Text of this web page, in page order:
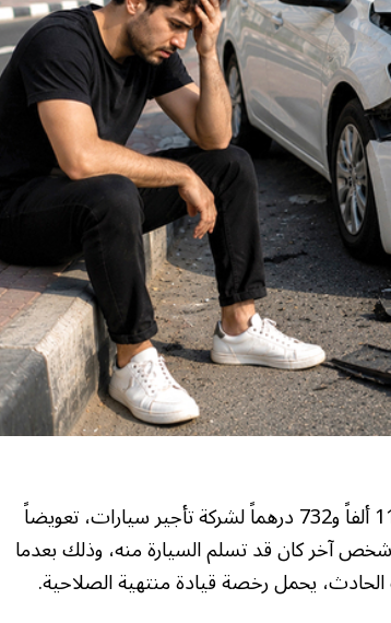
قضت محكمة أبوظبي التجارية (ابتدائي) بإلزام شاب بسداد 111 ألفاً و732 درهماً لشركة تأجير سيارات، تعويضاً
آخر كان قد تسلم السيارة منه، وذلك بعدما
يحمل رخصة قيادة منتهية الصلاحية.